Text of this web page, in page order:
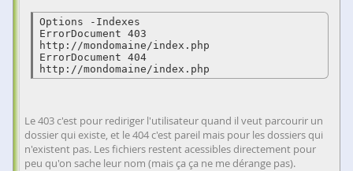
Options -Indexes
ErrorDocument 403
http://mondomaine/index.php
ErrorDocument 404
Le 403 c'est pour rediriger l'utilisateur quand il veut parcourir un
dossier qui existe, et le 404 c'est pareil mais pour les dossiers qui
n'existent pas. Les fichiers restent acessibles directement pour
peu qu'on sache leur nom (mais ça ça ne me dérange pas).